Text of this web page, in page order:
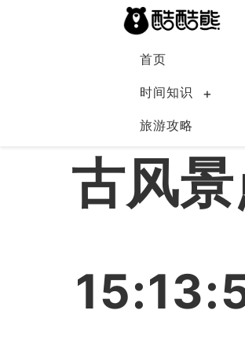
首页
时间知识
旅游攻略
中国
古风景